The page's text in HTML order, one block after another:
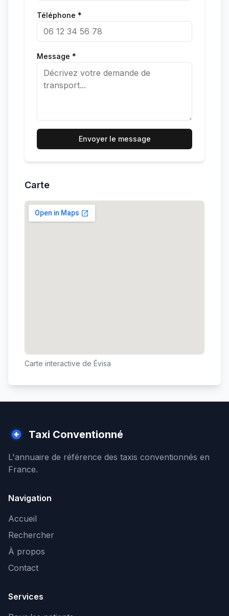
Téléphone *
Message *
Envoyer le message
Carte
Carte interactive de Évisa
Taxi Conventionné
L'annuaire de référence des taxis conventionnés en
France.
Navigation
Accueil
Rechercher
À propos
Contact
Services